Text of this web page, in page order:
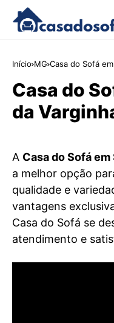
Início MG Casa do Sofá
Casa do
da
A Casa do Sofá
a melhor opção
qualidade e
vantagens
Casa do Sofá se
atendimento e